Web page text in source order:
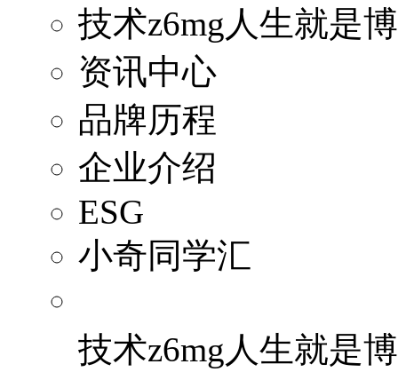
技术z6mg人生就是博
资讯中心
品牌历程
企业介绍
ESG
小奇同学汇
技术z6mg人生就是博